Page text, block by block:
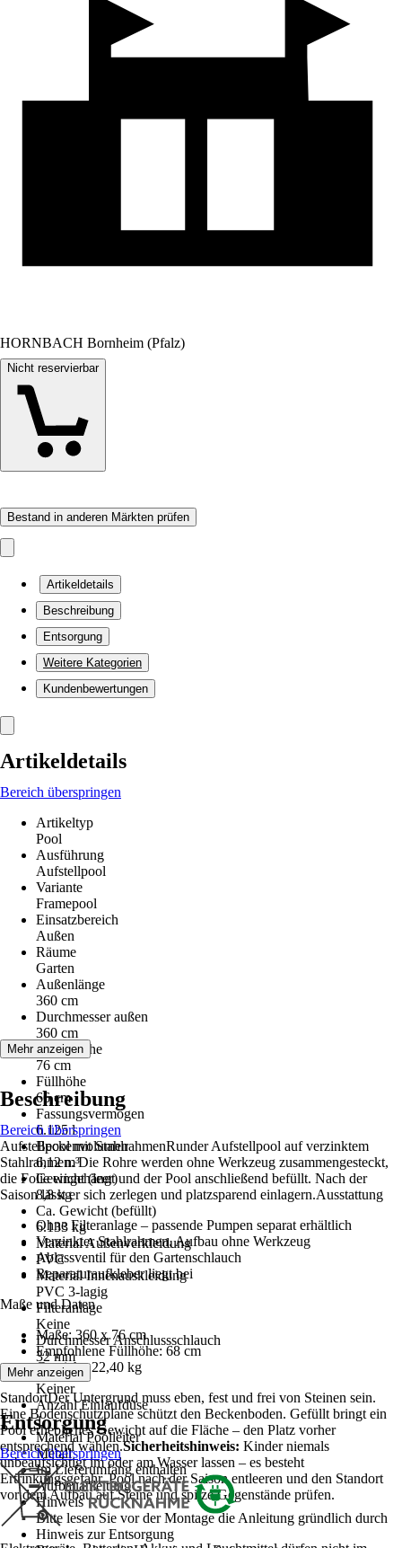
HORNBACH Bornheim (Pfalz)
Nicht reservierbar
Bestand in anderen Märkten prüfen
Artikeldetails
Beschreibung
Entsorgung
Weitere Kategorien
Kundenbewertungen
Artikeldetails
Bereich überspringen
Artikeltyp
Pool
Ausführung
Aufstellpool
Variante
Framepool
Einsatzbereich
Außen
Räume
Garten
Außenlänge
360 cm
Durchmesser außen
360 cm
Außenhöhe
76 cm
Füllhöhe
66 cm
Fassungsvermögen
6.125 l
Beckenvolumen
6,12 m³
Gewicht (leer)
8,8 kg
Ca. Gewicht (befüllt)
6.133 kg
Material Außenverkleidung
PVC
Material Innenauskleidung
PVC 3-lagig
Filteranlage
Keine
Durchmesser Anschlussschlauch
32 mm
Skimmer
Keiner
Anzahl Einlaufdüse
1
Material Poolleiter
Metall
Im Lieferumfang enthalten
Aufbauanleitung
Hinweis
Bitte lesen Sie vor der Montage die Anleitung gründlich durch
Hinweis zur Entsorgung
Mehr anzeigen
Beschreibung
Bereich überspringen
Aufstellpool mit StahlrahmenRunder Aufstellpool auf verzinktem
Stahlrahmen. Die Rohre werden ohne Werkzeug zusammengesteckt,
die Folie eingehängt und der Pool anschließend befüllt. Nach der
Saison lässt er sich zerlegen und platzsparend einlagern.Ausstattung
Ohne Filteranlage – passende Pumpen separat erhältlich
Verzinkter Stahlrahmen, Aufbau ohne Werkzeug
Ablassventil für den Gartenschlauch
Reparaturaufkleber liegt bei
Maße und Daten
Maße: 360 x 76 cm
Empfohlene Füllhöhe: 68 cm
Gewicht: 22,40 kg
StandortDer Untergrund muss eben, fest und frei von Steinen sein.
Eine Bodenschutzplane schützt den Beckenboden. Gefüllt bringt ein
Pool erhebliches Gewicht auf die Fläche – den Platz vorher
entsprechend wählen.Sicherheitshinweis: Kinder niemals
unbeaufsichtigt im oder am Wasser lassen – es besteht
Ertrinkungsgefahr. Pool nach der Saison entleeren und den Standort
vor dem Aufbau auf Steine und spitze Gegenstände prüfen.
Mehr anzeigen
Entsorgung
Bereich überspringen